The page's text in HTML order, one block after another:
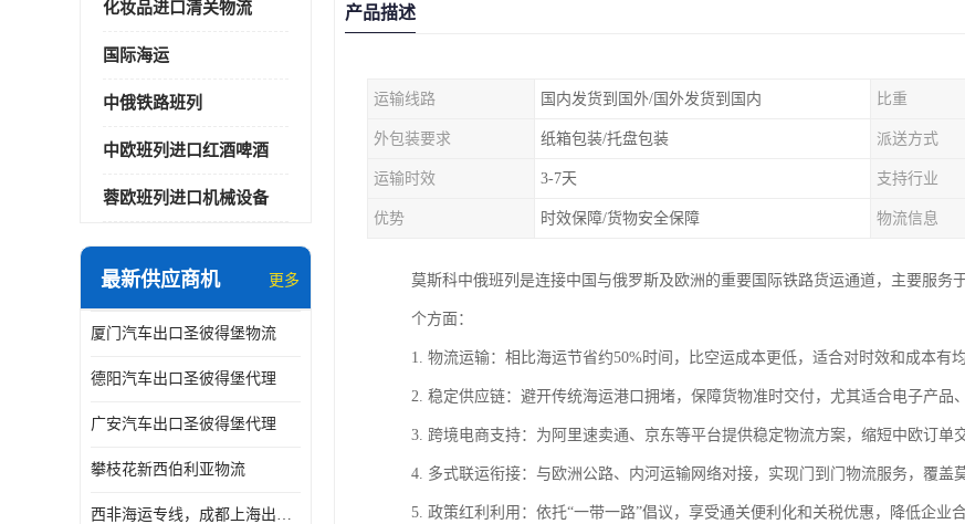
化妆品进口清关物流
国际海运
中俄铁路班列
中欧班列进口红酒啤酒
蓉欧班列进口机械设备
最新供应商机 更多
厦门汽车出口圣彼得堡物流
德阳汽车出口圣彼得堡代理
广安汽车出口圣彼得堡代理
攀枝花新西伯利亚物流
西非海运专线，成都上海出口纳米比亚海运
产品描述
运输线路 国内发货到国外/国外发货到国内 比重
外包装要求 纸箱包装/托盘包装 派送方式
运输时效 3-7天 支持行业
优势 时效保障/货物安全保障 物流信息
莫斯科中俄班列是连接中国与俄罗斯及欧洲的重要国际铁路货运通道，主要服务
个方面：
1. 物流运输：相比海运节省约50%时间，比空运成本更低，适合对时效和成本有
2. 稳定供应链：避开传统海运港口拥堵，保障货物准时交付，尤其适合电子产品
3. 跨境电商支持：为阿里速卖通、京东等平台提供稳定物流方案，缩短中欧订单
4. 多式联运衔接：与欧洲公路、内河运输网络对接，实现门到门物流服务，覆盖
5. 政策红利利用：依托“一带一路”倡议，享受通关便利化和关税优惠，降低企业